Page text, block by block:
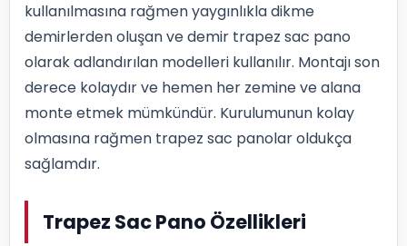
kullanılmasına rağmen yaygınlıkla dikme
demirlerden oluşan ve demir trapez sac pano
olarak adlandırılan modelleri kullanılır. Montajı son
derece kolaydır ve hemen her zemine ve alana
monte etmek mümkündür. Kurulumunun kolay
olmasına rağmen trapez sac panolar oldukça
sağlamdır.
Trapez Sac Pano Özellikleri